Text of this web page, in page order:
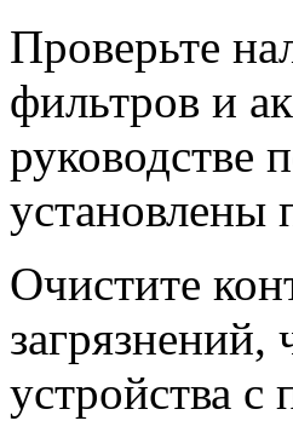
Проверьте
фильтров и
руководстве
установлены
Очистите
устройства с